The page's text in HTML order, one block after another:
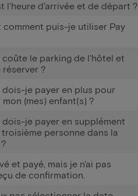
l'heure d'arrivée et de départ ?
comment puis-je utiliser Pay
coûte le parking de l'hôtel et
?
dois-je payer en plus pour
(mes) enfant(s) ?
dois-je payer en supplément
personne dans la
et payé, mais je n'ai pas
de confirmation.